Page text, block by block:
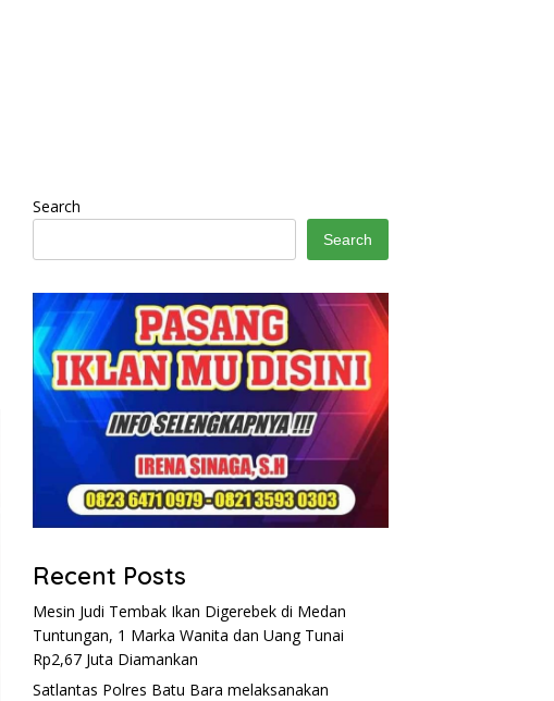
Search
Search
Recent Posts
Mesin Judi Tembak Ikan Digerebek di Medan
Tuntungan, 1 Marka Wanita dan Uang Tunai
Rp2,67 Juta Diamankan
Satlantas Polres Batu Bara melaksanakan